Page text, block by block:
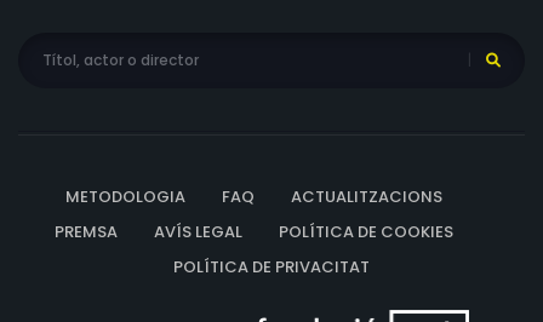
METODOLOGIA FAQ
ACTUALITZACIONS
PREMSA
AVÍS LEGAL
POLÍTICA DE COOKIES
POLÍTICA DE PRIVACITAT